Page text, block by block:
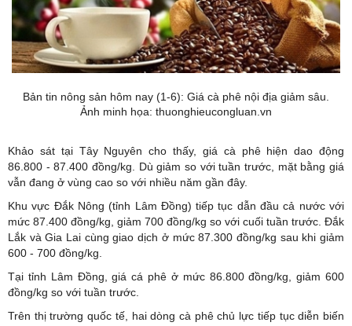
Bản tin nông sản hôm nay (1-6): Giá cà phê nội địa giảm sâu.
Ảnh minh họa: thuonghieucongluan.vn
Khảo sát tại Tây Nguyên cho thấy, giá cà phê hiện dao động
86.800 - 87.400 đồng/kg. Dù giảm so với tuần trước, mặt bằng giá
vẫn đang ở vùng cao so với nhiều năm gần đây.
Khu vực Đắk Nông (tỉnh Lâm Đồng) tiếp tục dẫn đầu cả nước với
mức 87.400 đồng/kg, giảm 700 đồng/kg so với cuối tuần trước. Đắk
Lắk và Gia Lai cùng giao dịch ở mức 87.300 đồng/kg sau khi giảm
600 - 700 đồng/kg.
Tại tỉnh Lâm Đồng, giá cá phê ở mức 86.800 đồng/kg, giảm 600
đồng/kg so với tuần trước.
Trên thị trường quốc tế, hai dòng cà phê chủ lực tiếp tục diễn biến